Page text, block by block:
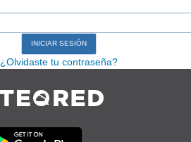
¿Olvidaste tu contraseña?